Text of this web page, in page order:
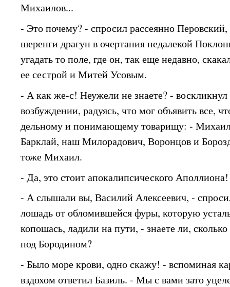
Михаилов...
- Это почему? - спросил рассеянно Перовский,
шеренги драгун в очертания недалекой
угадать то поле, где он, так еще недавно,
ее сестрой и Митей Усовым.
- А как же-с! Неужели не знаете? -
возбуждении, радуясь, что мог объявить все,
дельному и понимающему товарищу: -
Барклай, наш Милорадович, Воронцов и
тоже Михаил.
- Да, это стоит апокалипсического
- А слышали вы, Василий Алексеевич, -
лошадь от обломившейся фуры, которую
копошась, ладили на пути, - знаете ли,
под Бородином?
- Было море крови, одно скажу! - вспоминая
вздохом ответил Базиль. - Мы с вами зато